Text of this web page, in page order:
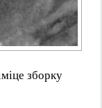
зборку